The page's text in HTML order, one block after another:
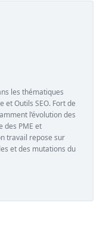
les thématiques
Outils SEO. Fort de
l’évolution des
des PME et
travail repose sur
et des mutations du